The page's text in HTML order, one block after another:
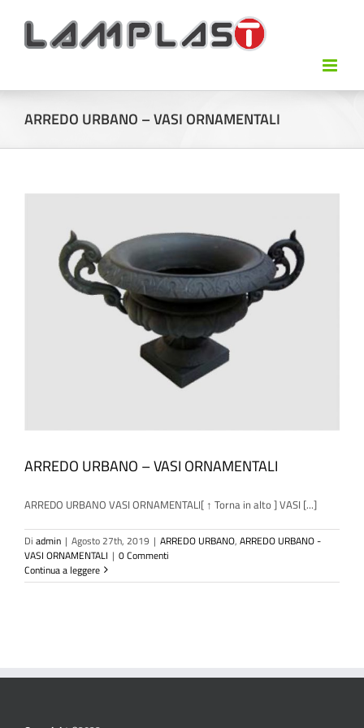
ARREDO URBANO – VASI ORNAMENTALI
ARREDO URBANO – VASI ORNAMENTALI
ARREDO URBANO VASI ORNAMENTALI[ ↑ Torna in alto ] VASI [...]
Di admin | Agosto 27th, 2019 | ARREDO URBANO, ARREDO URBANO -
VASI ORNAMENTALI | 0 Commenti
Continua a leggere